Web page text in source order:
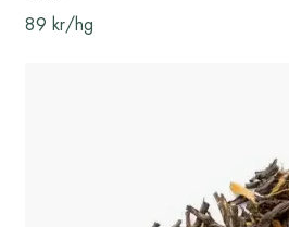
89 kr/hg